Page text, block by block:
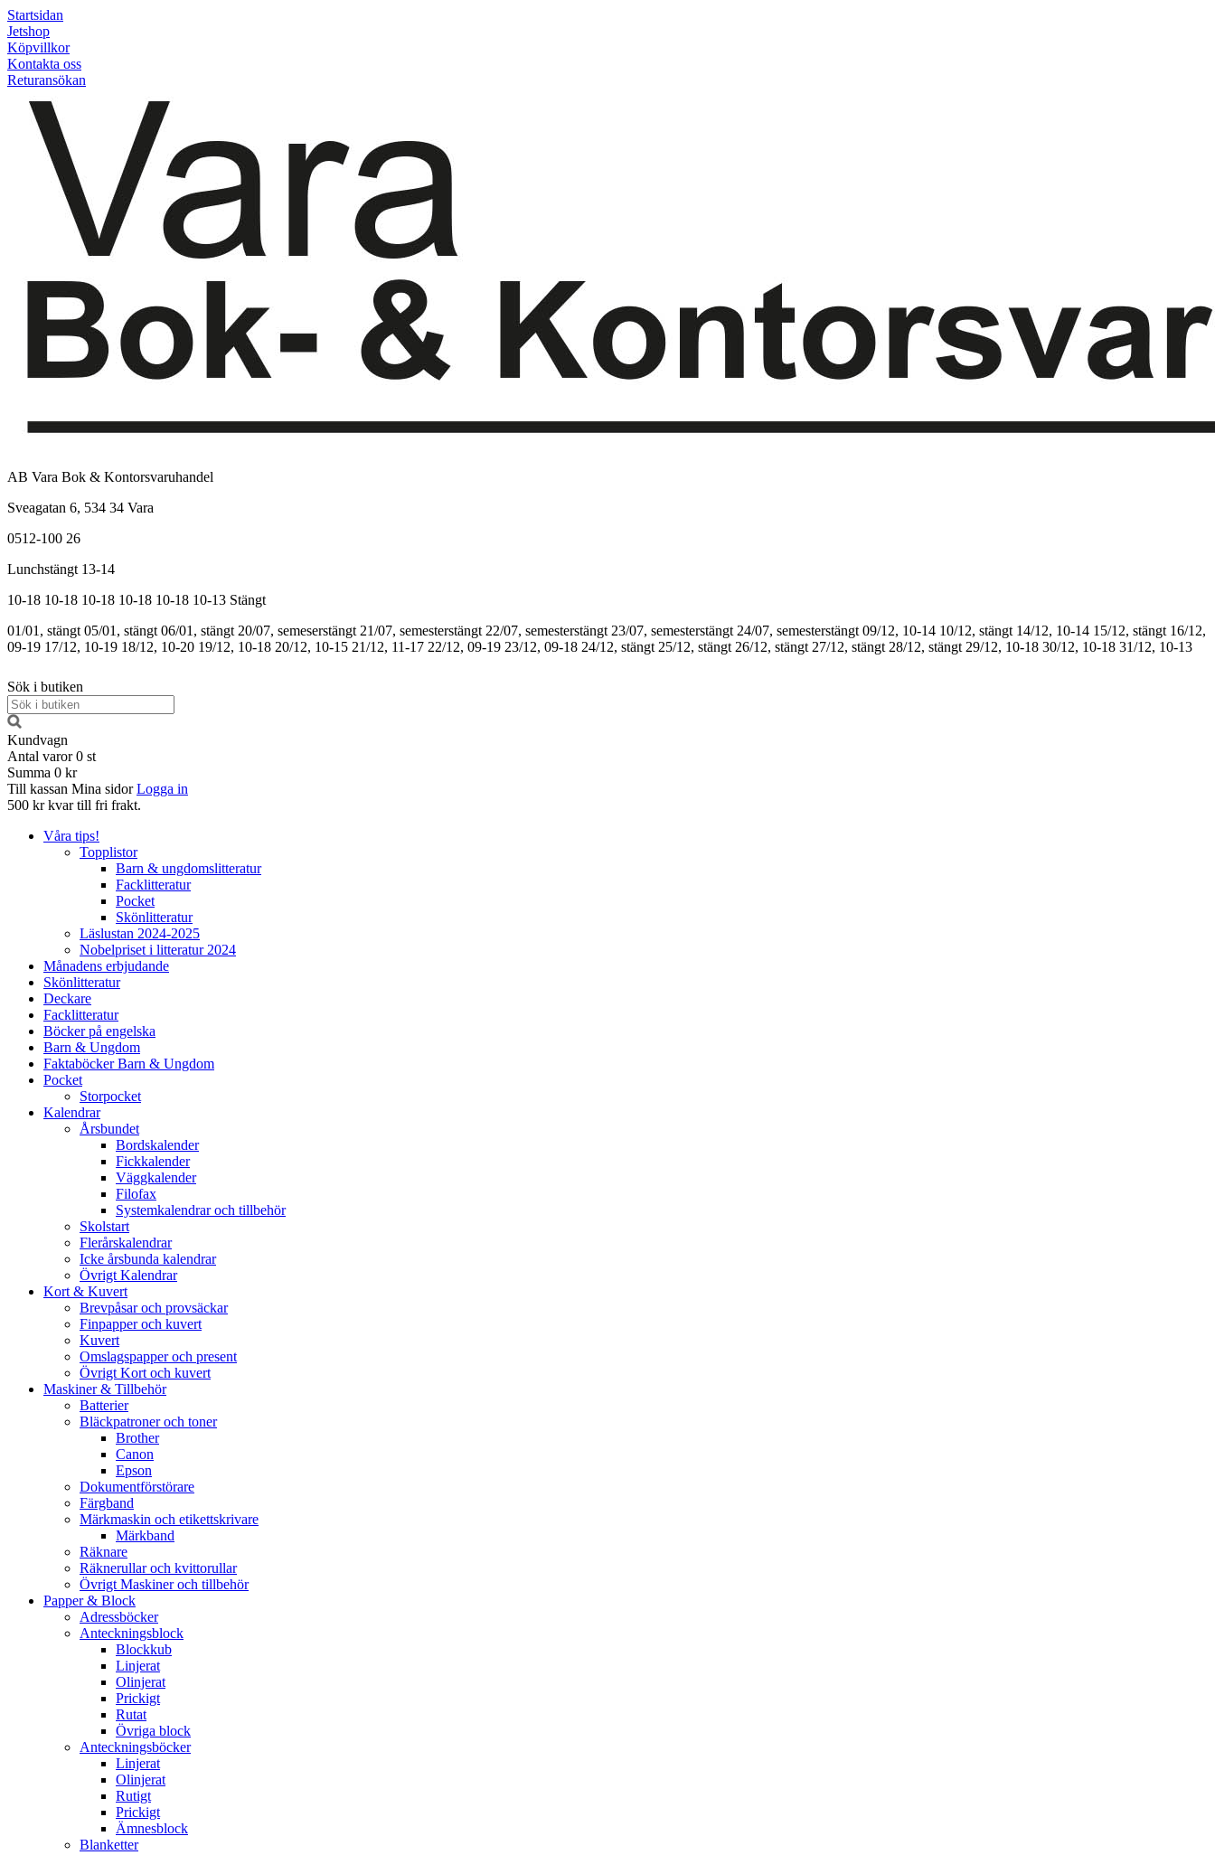
Startsidan
Jetshop
Köpvillkor
Kontakta oss
Returansökan
AB Vara Bok & Kontorsvaruhandel
Sveagatan 6, 534 34 Vara
0512-100 26
Lunchstängt 13-14
10-18 10-18 10-18 10-18 10-18 10-13 Stängt
01/01, stängt 05/01, stängt 06/01, stängt 20/07, semeserstängt 21/07, semesterstängt 22/07, semesterstängt 23/07, semesterstängt 24/07, semesterstängt 09/12, 10-14 10/12, stängt 14/12, 10-14 15/12, stängt 16/12,
09-19 17/12, 10-19 18/12, 10-20 19/12, 10-18 20/12, 10-15 21/12, 11-17 22/12, 09-19 23/12, 09-18 24/12, stängt 25/12, stängt 26/12, stängt 27/12, stängt 28/12, stängt 29/12, 10-18 30/12, 10-18 31/12, 10-13
Sök i butiken
Kundvagn
Antal varor 0 st
Summa 0 kr
Till kassan Mina sidor Logga in
500 kr kvar till fri frakt.
Våra tips!
Topplistor
Barn & ungdomslitteratur
Facklitteratur
Pocket
Skönlitteratur
Läslustan 2024-2025
Nobelpriset i litteratur 2024
Månadens erbjudande
Skönlitteratur
Deckare
Facklitteratur
Böcker på engelska
Barn & Ungdom
Faktaböcker Barn & Ungdom
Pocket
Storpocket
Kalendrar
Årsbundet
Bordskalender
Fickkalender
Väggkalender
Filofax
Systemkalendrar och tillbehör
Skolstart
Flerårskalendrar
Icke årsbunda kalendrar
Övrigt Kalendrar
Kort & Kuvert
Brevpåsar och provsäckar
Finpapper och kuvert
Kuvert
Omslagspapper och present
Övrigt Kort och kuvert
Maskiner & Tillbehör
Batterier
Bläckpatroner och toner
Brother
Canon
Epson
Dokumentförstörare
Färgband
Märkmaskin och etikettskrivare
Märkband
Räknare
Räknerullar och kvittorullar
Övrigt Maskiner och tillbehör
Papper & Block
Adressböcker
Anteckningsblock
Blockkub
Linjerat
Olinjerat
Prickigt
Rutat
Övriga block
Anteckningsböcker
Linjerat
Olinjerat
Rutigt
Prickigt
Ämnesblock
Blanketter